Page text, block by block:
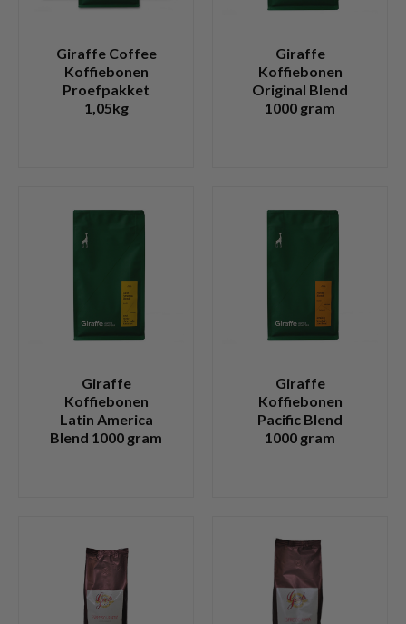
Giraffe Coffee
Koffiebonen
Proefpakket
1,05kg
Giraffe
Koffiebonen
Original Blend
1000 gram
Giraffe
Koffiebonen
Latin America
Blend 1000 gram
Giraffe
Koffiebonen
Pacific Blend
1000 gram